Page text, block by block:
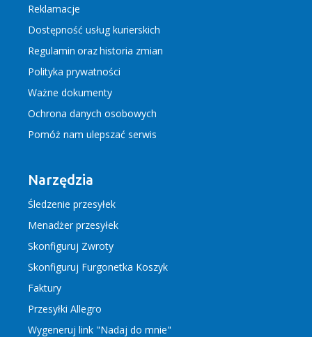
Reklamacje
Dostępność usług kurierskich
Regulamin orazhistoria zmian
Polityka prywatności
Ważne dokumenty
Ochrona danych osobowych
Pomóż nam ulepszać serwis
Narzędzia
Śledzenie przesyłek
Menadżer przesyłek
Skonfiguruj Zwroty
Skonfiguruj Furgonetka Koszyk
Faktury
Przesyłki Allegro
Wygeneruj link "Nadaj do mnie"